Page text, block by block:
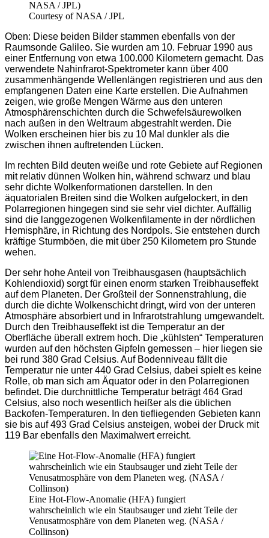
Courtesy of NASA / JPL
Oben: Diese beiden Bilder stammen ebenfalls von der
Raumsonde Galileo. Sie wurden am 10. Februar 1990 aus
einer Entfernung von etwa 100.000 Kilometern gemacht. Das
verwendete Nahinfrarot-Spektrometer kann über 400
zusammenhängende Wellenlängen registrieren und aus den
empfangenen Daten eine Karte erstellen. Die Aufnahmen
zeigen, wie große Mengen Wärme aus den unteren
Atmosphärenschichten durch die Schwefelsäurewolken
nach außen in den Weltraum abgestrahlt werden. Die
Wolken erscheinen hier bis zu 10 Mal dunkler als die
zwischen ihnen auftretenden Lücken.
Im rechten Bild deuten weiße und rote Gebiete auf Regionen
mit relativ dünnen Wolken hin, während schwarz und blau
sehr dichte Wolkenformationen darstellen. In den
äquatorialen Breiten sind die Wolken aufgelockert, in den
Polarregionen hingegen sind sie sehr viel dichter. Auffällig
sind die langgezogenen Wolkenfilamente in der nördlichen
Hemisphäre, in Richtung des Nordpols. Sie entstehen durch
kräftige Sturmböen, die mit über 250 Kilometern pro Stunde
wehen.
Der sehr hohe Anteil von Treibhausgasen (hauptsächlich
Kohlendioxid) sorgt für einen enorm starken Treibhauseffekt
auf dem Planeten. Der Großteil der Sonnenstrahlung, die
durch die dichte Wolkenschicht dringt, wird von der unteren
Atmosphäre absorbiert und in Infrarotstrahlung umgewandelt.
Durch den Treibhauseffekt ist die Temperatur an der
Oberfläche überall extrem hoch. Die „kühlsten“ Temperaturen
wurden auf den höchsten Gipfeln gemessen – hier liegen sie
bei rund 380 Grad Celsius. Auf Bodenniveau fällt die
Temperatur nie unter 440 Grad Celsius, dabei spielt es keine
Rolle, ob man sich am Äquator oder in den Polarregionen
befindet. Die durchnittliche Temperatur beträgt 464 Grad
Celsius, also noch wesentlich heißer als die üblichen
Backofen-Temperaturen. In den tiefliegenden Gebieten kann
sie bis auf 493 Grad Celsius ansteigen, wobei der Druck mit
119 Bar ebenfalls den Maximalwert erreicht.
Eine Hot-Flow-Anomalie (HFA) fungiert
wahrscheinlich wie ein Staubsauger und zieht Teile der
Venusatmosphäre von dem Planeten weg. (NASA /
Collinson)